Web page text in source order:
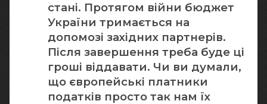
стані. Протягом війни бюджет
України тримається на
допомозі західних партнерів.
Після завершення треба буде ці
гроші віддавати. Чи ви думали,
що європейські платники
податків просто так нам їх